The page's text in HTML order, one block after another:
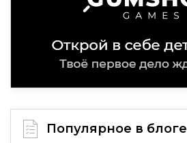
Популярное в блоге